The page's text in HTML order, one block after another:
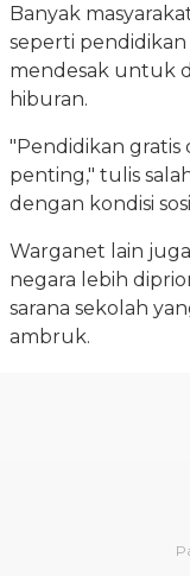
Banyak
seperti
mendesak untuk
hiburan.
"Pendidikan
penting," tulis
dengan kondisi
Warganet lain
negara lebih
sarana sekolah
ambruk.